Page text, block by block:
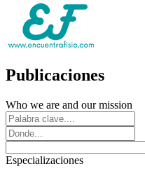
Publicaciones
Who we are and our mission
Especializaciones